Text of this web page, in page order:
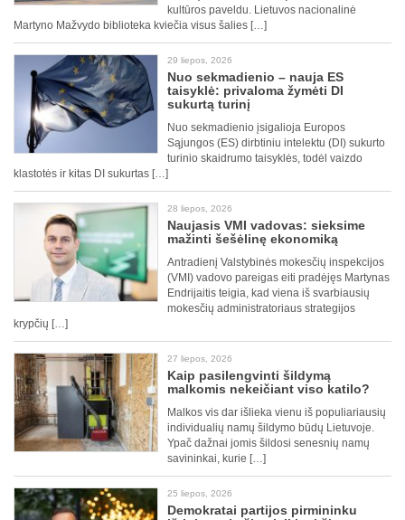
kultūros paveldu. Lietuvos nacionalinė
Martyno Mažvydo biblioteka kviečia visus šalies […]
29 liepos, 2026
Nuo sekmadienio – nauja ES
taisyklė: privaloma žymėti DI
sukurtą turinį
Nuo sekmadienio įsigalioja Europos
Sąjungos (ES) dirbtiniu intelektu (DI) sukurto
turinio skaidrumo taisyklės, todėl vaizdo
klastotės ir kitas DI sukurtas […]
28 liepos, 2026
Naujasis VMI vadovas: sieksime
mažinti šešėlinę ekonomiką
Antradienį Valstybinės mokesčių inspekcijos
(VMI) vadovo pareigas eiti pradėjęs Martynas
Endrijaitis teigia, kad viena iš svarbiausių
mokesčių administratoriaus strategijos
krypčių […]
27 liepos, 2026
Kaip pasilengvinti šildymą
malkomis nekeičiant viso katilo?
Malkos vis dar išlieka vienu iš populiariausių
individualių namų šildymo būdų Lietuvoje.
Ypač dažnai jomis šildosi senesnių namų
savininkai, kurie […]
25 liepos, 2026
Demokratai partijos pirmininku